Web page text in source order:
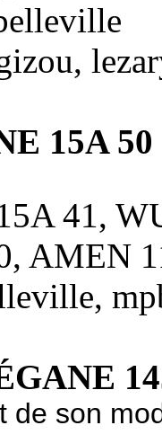
15A 50
41,
AMEN
de son